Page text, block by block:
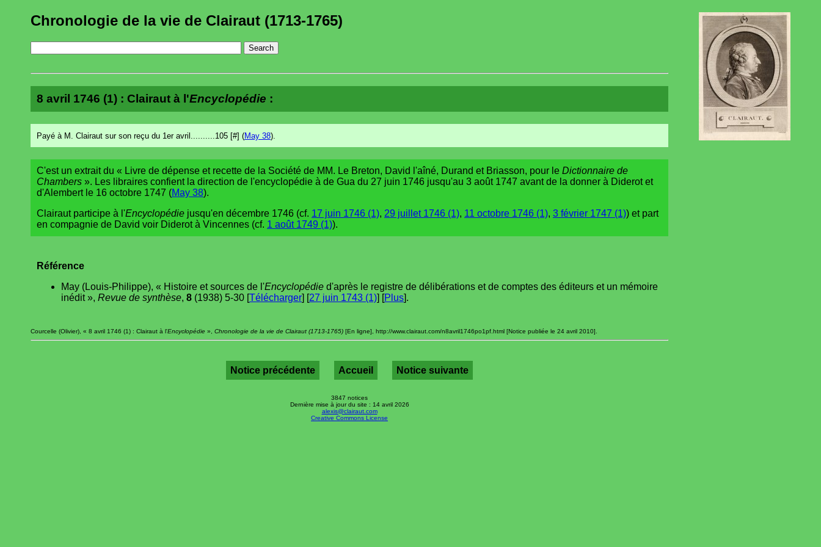
Chronologie de la vie de Clairaut (1713-1765)
8 avril 1746 (1) : Clairaut à l'Encyclopédie :
Payé à M. Clairaut sur son reçu du 1er avril..........105 [#] (May 38).
C'est un extrait du « Livre de dépense et recette de la Société de MM. Le Breton, David l'aîné, Durand et Briasson, pour le Dictionnaire de
Chambers ». Les libraires confient la direction de l'encyclopédie à de Gua du 27 juin 1746 jusqu'au 3 août 1747 avant de la donner à Diderot et
d'Alembert le 16 octobre 1747 (May 38).
Clairaut participe à l'Encyclopédie jusqu'en décembre 1746 (cf. 17 juin 1746 (1), 29 juillet 1746 (1), 11 octobre 1746 (1), 3 février 1747 (1)) et part
en compagnie de David voir Diderot à Vincennes (cf. 1 août 1749 (1)).
Référence
May (Louis-Philippe), « Histoire et sources de l'Encyclopédie d'après le registre de délibérations et de comptes des éditeurs et un mémoire
inédit », Revue de synthèse, 8 (1938) 5-30 [Télécharger] [27 juin 1743 (1)] [Plus].
Courcelle (Olivier), « 8 avril 1746 (1) : Clairaut à l'Encyclopédie », Chronologie de la vie de Clairaut (1713-1765) [En ligne], http://www.clairaut.com/n8avril1746po1pf.html [Notice publiée le 24 avril 2010].
Notice précédente Accueil Notice suivante
3847 notices
Dernière mise à jour du site : 14 avril 2026
alexis@clairaut.com
Creative Commons License